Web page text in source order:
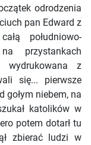
odrodzenia
pan Edward z
południowo-
przystankach
wydrukowana z
się... pierwsze
gołym niebem, na
katolików w
potem dotarł tu
zbierać ludzi w